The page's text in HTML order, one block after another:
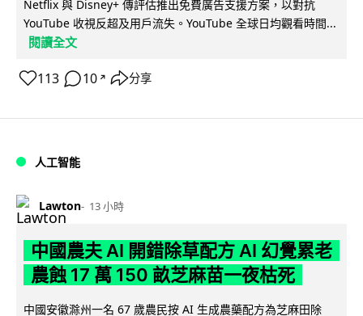
Netflix 與 Disney+ 傳評估推出免費廣告支援方案，以對抗
YouTube 收視反超及用戶流失。YouTube 全球日均觀看時間...
閱讀全文
113 10 ↗ 分享
人工智能
Lawton 13 小時
中國農夫 AI 開錯除草配方 AI 幻覺累老
農蝕 17 萬 150 畝芝麻苗一夜枯死
中國安徽滁州一名 67 歲農民按 AI 生成農藥配方為芝麻田除